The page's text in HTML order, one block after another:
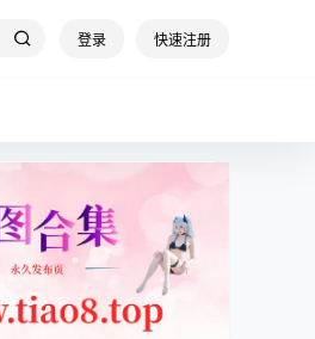
登录 快速注册